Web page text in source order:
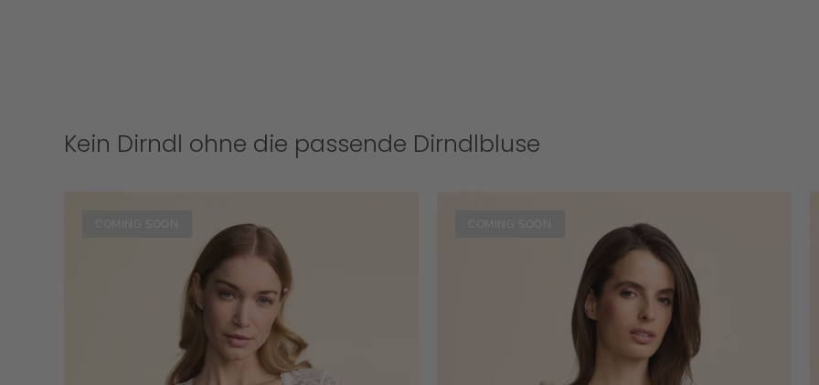
Kein Dirndl ohne die passende Dirndlbluse